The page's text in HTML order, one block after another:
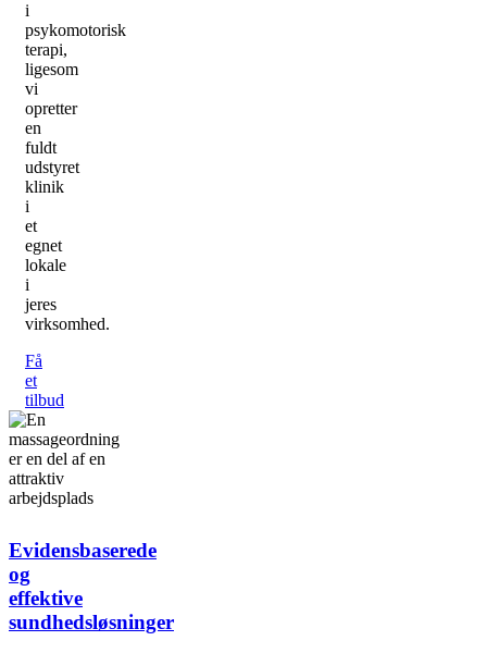
i
psykomotorisk
terapi,
ligesom
vi
opretter
en
fuldt
udstyret
klinik
i
et
egnet
lokale
i
jeres
virksomhed.
Få
et
tilbud
Evidensbaserede
og
effektive
sundhedsløsninger